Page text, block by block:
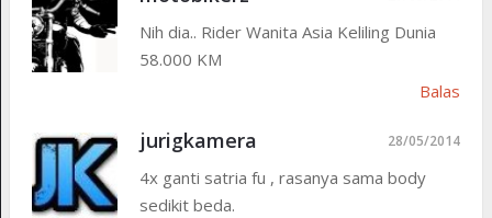
Nih dia.. Rider Wanita Asia Keliling Dunia
58.000 KM
Balas
jurigkamera 28/05/2014
4x ganti satria fu , rasanya sama body
sedikit beda.